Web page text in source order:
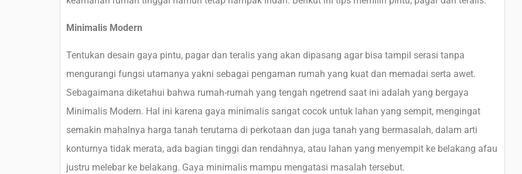
Minimalis Modern
Tentukan desain gaya pintu, pagar dan teralis yang akan dipasang agar bisa tampil serasi tanpa
mengurangi fungsi utamanya yakni sebagai pengaman rumah yang kuat dan memadai serta awet.
Sebagaimana diketahui bahwa rumah-rumah yang tengah ngetrend saat ini adalah yang bergaya
Minimalis Modern. Hal ini karena gaya minimalis sangat cocok untuk lahan yang sempit, mengingat
semakin mahalnya harga tanah terutama di perkotaan dan juga tanah yang bermasalah, dalam arti
konturnya tidak merata, ada bagian tinggi dan rendahnya, atau lahan yang menyempit ke belakang afau
justru melebar ke belakang. Gaya minimalis mampu mengatasi masalah tersebut.